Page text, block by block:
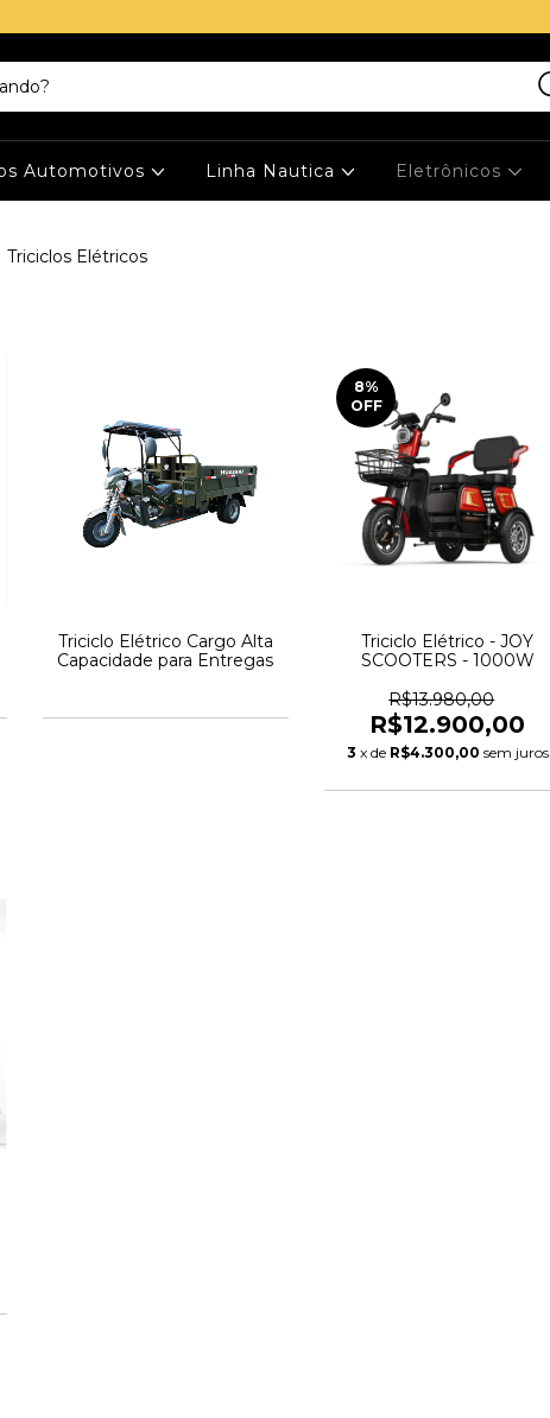
Automotivos Linha Nautica Eletrônicos
Triciclos Elétricos
Triciclo Elétrico Cargo Alta
Capacidade para Entregas
8%
OFF
Triciclo Elétrico - JOY
SCOOTERS - 1000W
R$13.980,00
R$12.900,00
3 x de R$4.300,00 sem juros